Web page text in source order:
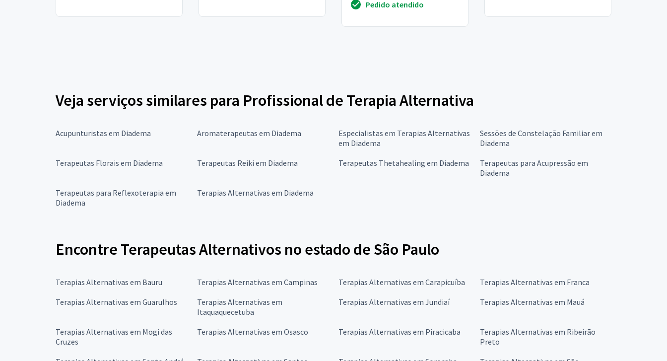
super colágeno hidrol...
Pedido atendido
Veja serviços similares para Profissional de Terapia Alternativa
Acupunturistas em Diadema Aromaterapeutas em Diadema
Especialistas em Terapias Alternativas
em Diadema
Sessões de Constelação Familiar em
Diadema
Terapeutas Florais em Diadema
Terapeutas Reiki em Diadema Terapeutas Thetahealing em Diadema
Terapeutas para Acupressão em
Diadema
Terapeutas para Reflexoterapia em
Diadema
Terapias Alternativas em Diadema
Encontre Terapeutas Alternativos no estado de São Paulo
Terapias Alternativas em Bauru Terapias Alternativas em Campinas Terapias Alternativas em Carapicuíba
Terapias Alternativas em Franca
Terapias Alternativas em Guarulhos
Terapias Alternativas em
Itaquaquecetuba
Terapias Alternativas em Jundiaí Terapias Alternativas em Mauá
Terapias Alternativas em Mogi das
Cruzes
Terapias Alternativas em Osasco Terapias Alternativas em Piracicaba
Terapias Alternativas em Ribeirão
Preto